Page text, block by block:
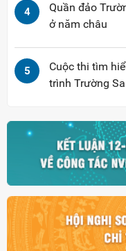
4
Quần đảo
ở năm châu
5
Cuộc thi tìm
trình Trường Sa